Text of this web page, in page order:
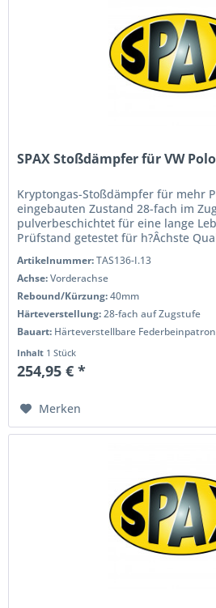
SPAX Stoßdämpfer für VW
Kryptongas-Stoßdämpfer für mehr
eingebauten Zustand 28-fach im
pulverbeschichtet für eine lange
Prüfstand getestet für h?Âchste
Artikelnummer:TAS136-I.13
Achse:Vorderachse
Rebound/Kürzung:40mm
Härteverstellung:28-fach auf Zugstufe
Bauart: Härteverstellbare
Inhalt 1 Stück
254,95 € *
Merken